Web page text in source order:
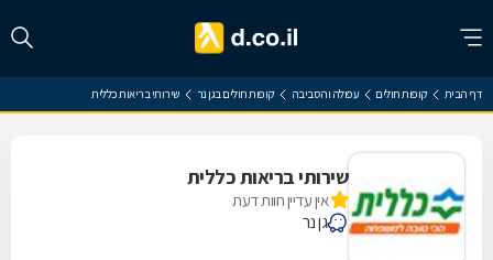
דף הבית קופות חולים עפולה והסביבה קופות חולים בגן נר שירותי בריאות כללית
שירותי בריאות כללית
אין עדיין חוות דעת
גן נר